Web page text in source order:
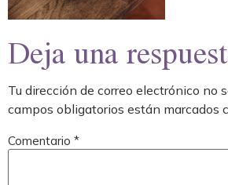
Deja una
Tu dirección de correo electrónico no
campos obligatorios están marcados
Comentario *